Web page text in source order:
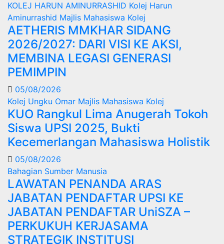
KOLEJ HARUN AMINURRASHID Kolej Harun
Aminurrashid Majlis Mahasiswa Kolej
AETHERIS MMKHAR SIDANG
2026/2027: DARI VISI KE AKSI,
MEMBINA LEGASI GENERASI
PEMIMPIN
05/08/2026
Kolej Ungku Omar Majlis Mahasiswa Kolej
KUO Rangkul Lima Anugerah Tokoh
Siswa UPSI 2025, Bukti
Kecemerlangan Mahasiswa Holistik
05/08/2026
Bahagian Sumber Manusia
LAWATAN PENANDA ARAS
JABATAN PENDAFTAR UPSI KE
JABATAN PENDAFTAR UniSZA –
PERKUKUH KERJASAMA
STRATEGIK INSTITUSI